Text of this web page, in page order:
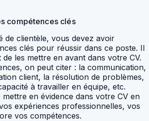
compétences clés
de clientèle, vous devez avoir
clés pour réussir dans ce poste. Il
les mettre en avant dans votre CV.
on peut citer : la communication,
client, la résolution de problèmes,
à travailler en équipe, etc.
mettre en évidence dans votre CV en
expériences professionnelles, vos
vos compétences.